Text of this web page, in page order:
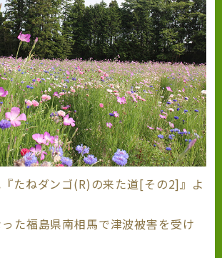
たねダンゴ(R)の来た道[その2]』よ
た福島県南相馬で津波被害を受け